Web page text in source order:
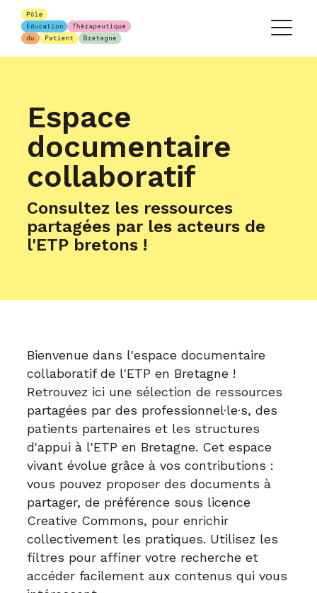
Espace
documentaire
collaboratif
Consultez les ressources
partagées par les acteurs de
l'ETP bretons !
Bienvenue dans l'espace documentaire
collaboratif de l'ETP en Bretagne !
Retrouvez ici une sélection de ressources
partagées par des professionnel·le·s, des
patients partenaires et les structures
d'appui à l'ETP en Bretagne. Cet espace
vivant évolue grâce à vos contributions :
vous pouvez proposer des documents à
partager, de préférence sous licence
Creative Commons, pour enrichir
collectivement les pratiques. Utilisez les
filtres pour affiner votre recherche et
accéder facilement aux contenus qui vous